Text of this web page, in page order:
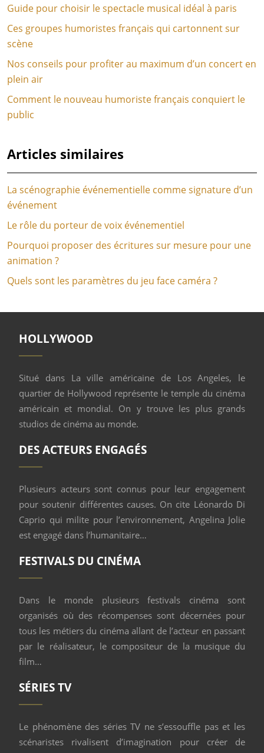
Guide pour choisir le spectacle musical idéal à paris
Ces groupes humoristes français qui cartonnent sur
scène
Nos conseils pour profiter au maximum d’un concert en
plein air
Comment le nouveau humoriste français conquiert le
public
Articles similaires
La scénographie événementielle comme signature d’un
événement
Le rôle du porteur de voix événementiel
Pourquoi proposer des écritures sur mesure pour une
animation ?
Quels sont les paramètres du jeu face caméra ?
HOLLYWOOD
Situé dans La ville américaine de Los Angeles, le
quartier de Hollywood représente le temple du cinéma
américain et mondial. On y trouve les plus grands
studios de cinéma au monde.
DES ACTEURS ENGAGÉS
Plusieurs acteurs sont connus pour leur engagement
pour soutenir différentes causes. On cite Léonardo Di
Caprio qui milite pour l’environnement, Angelina Jolie
est engagé dans l’humanitaire…
FESTIVALS DU CINÉMA
Dans le monde plusieurs festivals cinéma sont
organisés où des récompenses sont décernées pour
tous les métiers du cinéma allant de l’acteur en passant
par le réalisateur, le compositeur de la musique du
film…
SÉRIES TV
Le phénomène des séries TV ne s’essouffle pas et les
scénaristes rivalisent d’imagination pour créer de